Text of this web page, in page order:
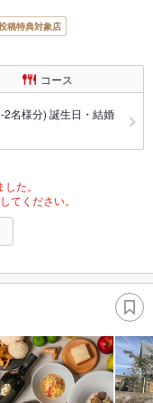
稿特典対象店
コース
2名様分) 誕生日・結婚
た。
てください。